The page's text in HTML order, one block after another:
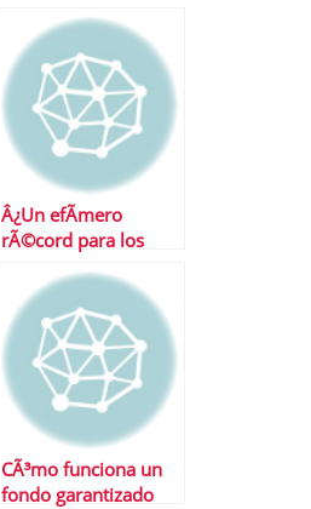
idea?
Â¿Un efÃ­mero
rÃ©cord para los
CÃ³mo funciona un
fondo garantizado